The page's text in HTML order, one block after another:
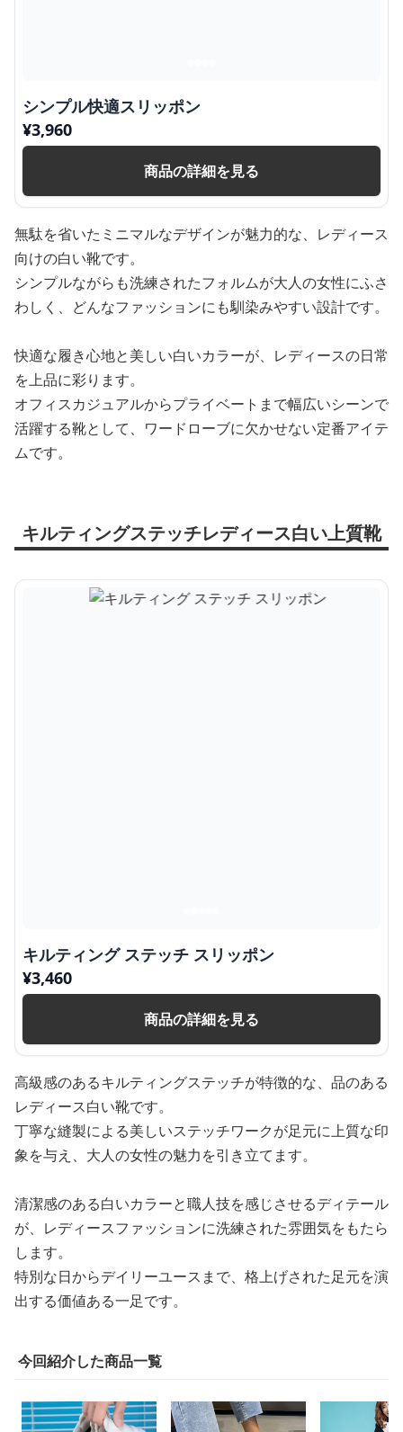
シンプル快適スリッポン
¥3,960
商品の詳細を見る
無駄を省いたミニマルなデザインが魅力的な、レディース
向けの白い靴です。
シンプルながらも洗練されたフォルムが大人の女性にふさ
わしく、どんなファッションにも馴染みやすい設計です。
快適な履き心地と美しい白いカラーが、レディースの日常
を上品に彩ります。
オフィスカジュアルからプライベートまで幅広いシーンで
活躍する靴として、ワードローブに欠かせない定番アイテ
ムです。
キルティングステッチレディース白い上質靴
キルティング ステッチ スリッポン
¥3,460
商品の詳細を見る
高級感のあるキルティングステッチが特徴的な、品のある
レディース白い靴です。
丁寧な縫製による美しいステッチワークが足元に上質な印
象を与え、大人の女性の魅力を引き立てます。
清潔感のある白いカラーと職人技を感じさせるディテール
が、レディースファッションに洗練された雰囲気をもたら
します。
特別な日からデイリーユースまで、格上げされた足元を演
出する価値ある一足です。
今回紹介した商品一覧